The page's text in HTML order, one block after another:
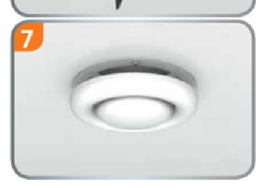
Standardowe wyloty wentylacyjne Ø 125 mm mogą być teraz
zamontowane.